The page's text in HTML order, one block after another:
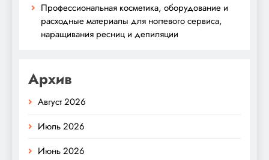
Профессиональная косметика, оборудование и
расходные материалы для ногтевого сервиса,
наращивания ресниц и депиляции
Архив
Август 2026
Июль 2026
Июнь 2026